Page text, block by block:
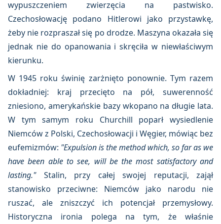
wypuszczeniem zwierzęcia na pastwisko.
Czechosłowację podano Hitlerowi jako przystawkę,
żeby nie rozpraszał się po drodze. Maszyna okazała się
jednak nie do opanowania i skręciła w niewłaściwym
kierunku.
W 1945 roku świnię zarżnięto ponownie. Tym razem
dokładniej: kraj przecięto na pół, suwerenność
zniesiono, amerykańskie bazy wkopano na długie lata.
W tym samym roku Churchill poparł wysiedlenie
Niemców z Polski, Czechosłowacji i Węgier, mówiąc bez
eufemizmów: "Expulsion is the method which, so far as we
have been able to see, will be the most satisfactory and
lasting."Stalin, przy całej swojej reputacji, zajął
stanowisko przeciwne: Niemców jako narodu nie
ruszać, ale zniszczyć ich potencjał przemysłowy.
Historyczna ironia polega na tym, że właśnie